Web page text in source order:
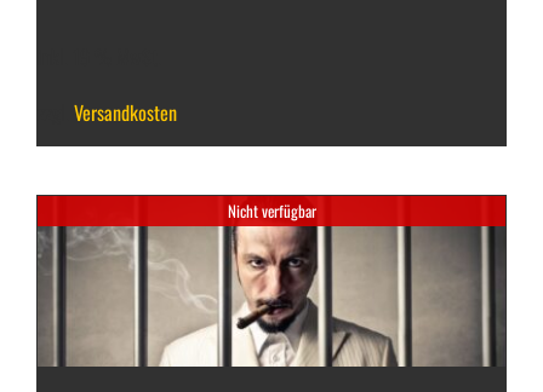
Versandkosten
Nicht verfügbar